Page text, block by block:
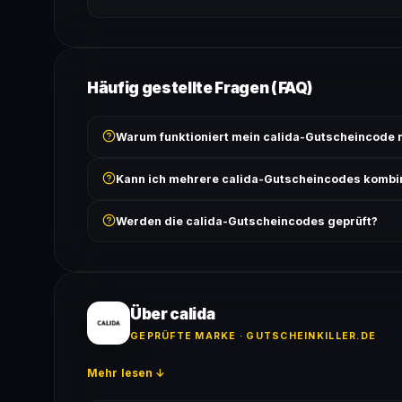
Häufig gestellte Fragen (FAQ)
Warum funktioniert mein calida-Gutscheincode
Bedingungen findest du unter „Details".
Kann ich mehrere calida-Gutscheincodes
ausgeschlossen, sofern die Angebotsbedingungen
Werden die calida-Gutscheincodes geprüft?
Über calida
GEPRÜFTE MARKE · GUTSCHEINKILLER.DE
Mehr lesen ↓